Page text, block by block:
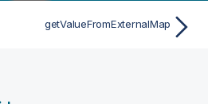
getValueFromExternalMap